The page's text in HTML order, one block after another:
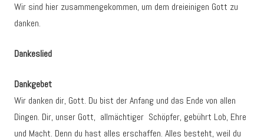
Wir sind hier zusammengekommen, um dem dreieinigen Gott zu
danken.
Dankeslied
Dankgebet
Wir danken dir, Gott. Du bist der Anfang und das Ende von allen
Dingen. Dir, unser Gott, allmächtiger Schöpfer, gebührt Lob, Ehre
und Macht. Denn du hast alles erschaffen. Alles besteht, weil du